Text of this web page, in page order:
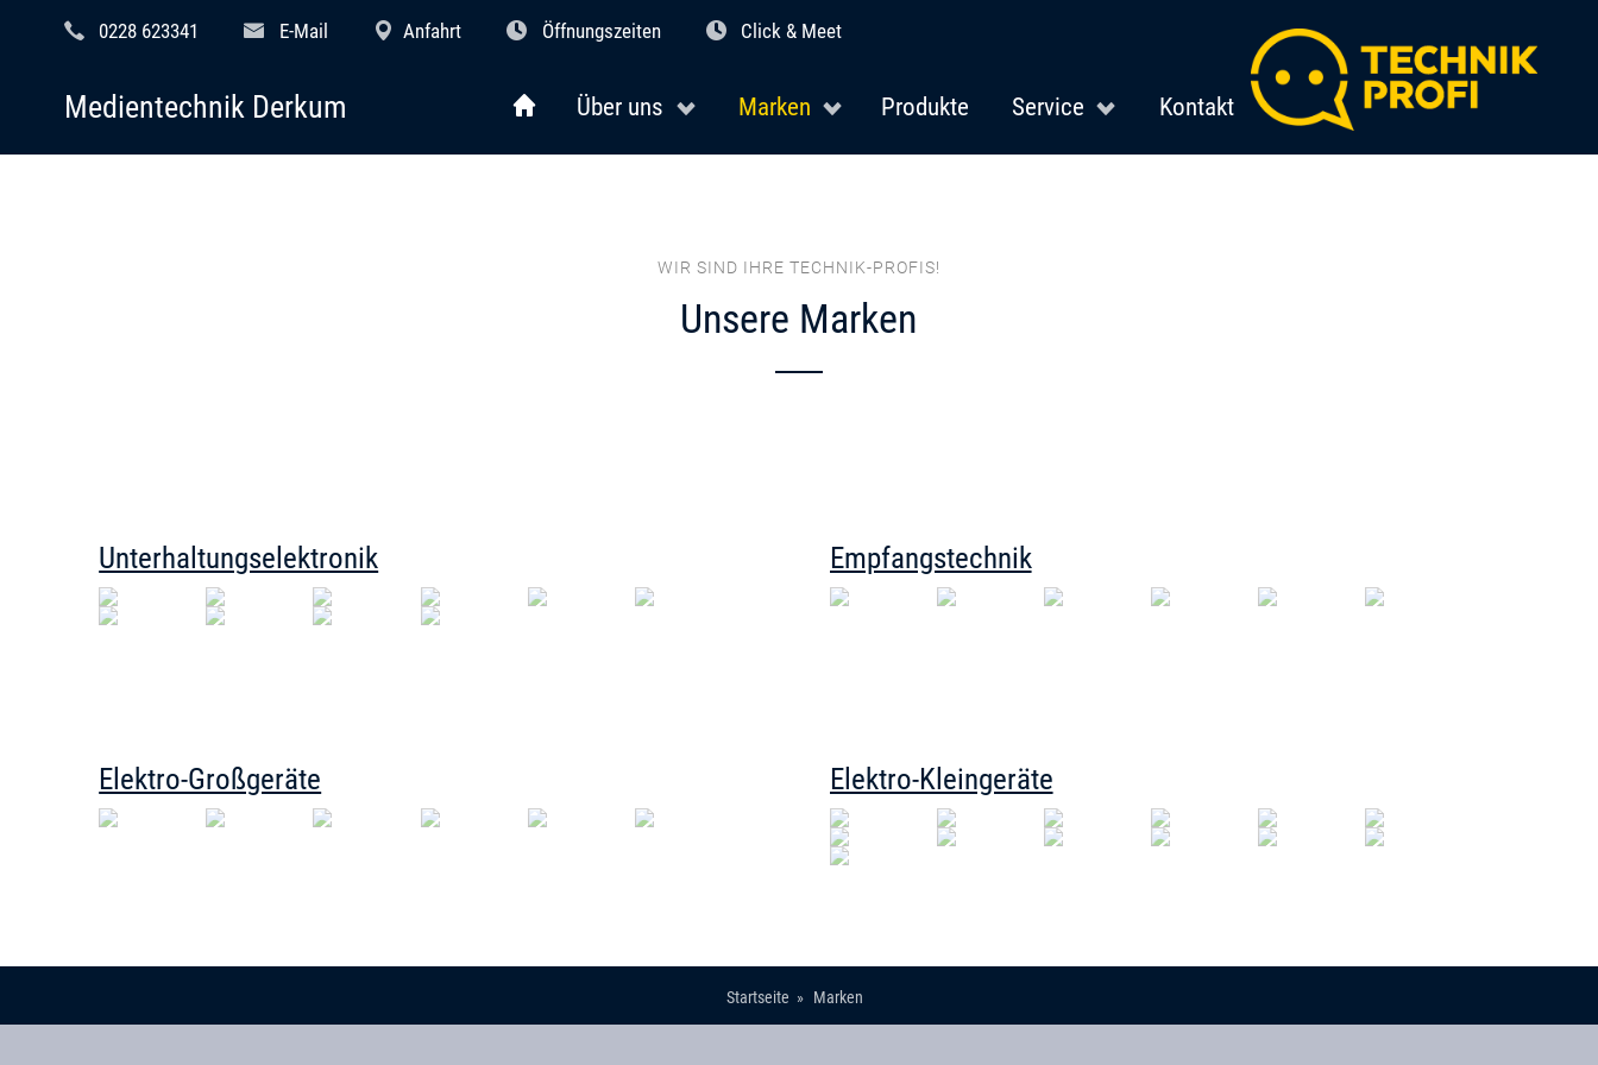
0228 623341 E-Mail Anfahrt Öffnungszeiten Click & Meet
Über uns Marken Produkte Service Kontakt
Medientechnik Derkum
WIR SIND IHRE TECHNIK-PROFIS!
Unsere Marken
Unterhaltungselektronik Empfangstechnik
Elektro-Großgeräte Elektro-Kleingeräte
Startseite Marken